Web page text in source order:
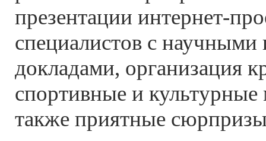
презентации интернет-
специалистов с
докладами, организация
спортивные и культурные
также приятные